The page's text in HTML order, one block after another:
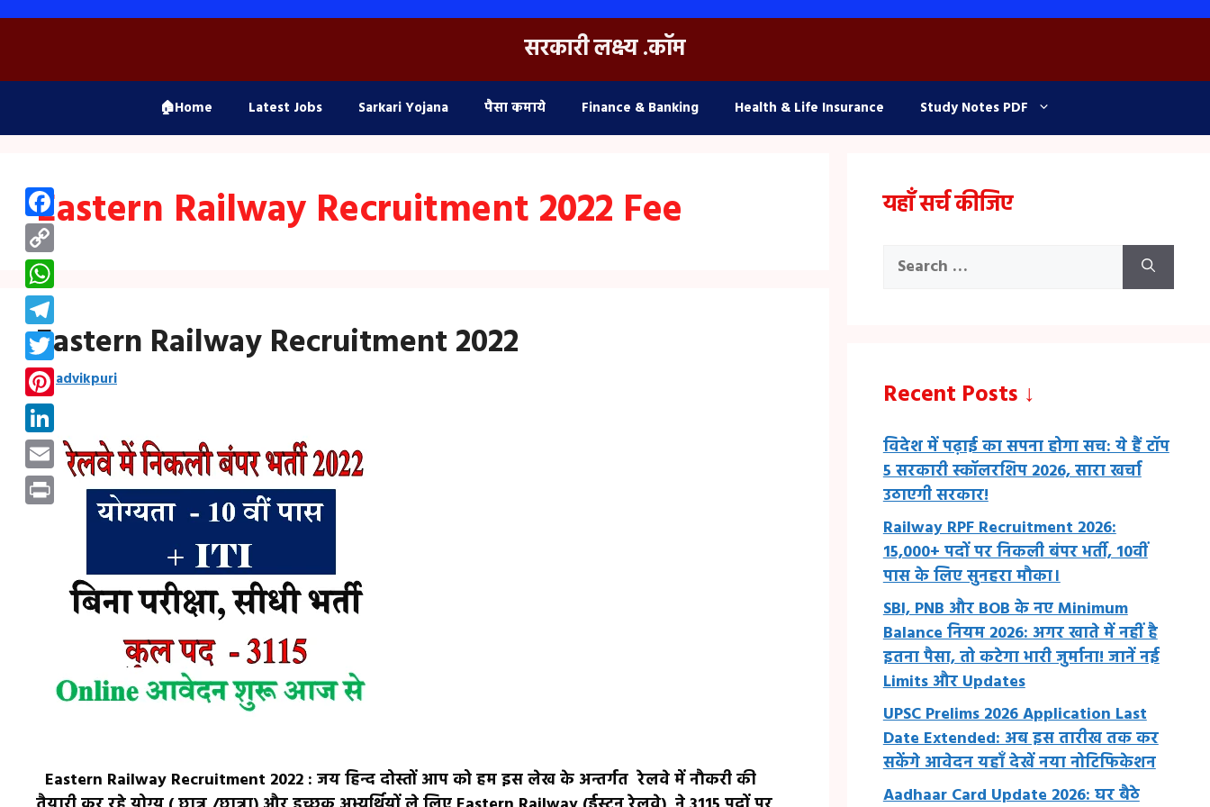
Skip
सरकारी लक्ष्य .कॉम
🏠Home Latest Jobs Sarkari Yojana पैसा कमाये Finance & Banking Health & Life Insurance Study Notes PDF
Eastern Railway Recruitment 2022 Fee
Eastern Railway Recruitment 2022
by advikpuri
Eastern Railway Recruitment 2022 : जय हिन्द दोस्तों आप को हम इस लेख के अन्तर्गत रेलवे में नौकरी की
यहाँ सर्च कीजिए
Search
Recent Posts ↓
विदेश में पढ़ाई का सपना होगा सच: ये हैं टॉप
5 सरकारी स्कॉलरशिप 2026, सारा खर्चा
उठाएगी सरकार!
Railway RPF Recruitment 2026:
15,000+ पदों पर निकली बंपर भर्ती, 10वीं
पास के लिए सुनहरा मौका।
SBI, PNB और BOB के नए Minimum
Balance नियम 2026: अगर खाते में नहीं है
इतना पैसा, तो कटेगा भारी जुर्माना! जानें नई
Limits और Updates
UPSC Prelims 2026 Application Last
Date Extended: अब इस तारीख तक कर
सकेंगे आवेदन यहाँ देखें नया नोटिफिकेशन
Aadhaar Card Update 2026: घर बैठे
Facebook
Copy
Link
WhatsApp
Telegram
Twitter
Pinterest
LinkedIn
Email